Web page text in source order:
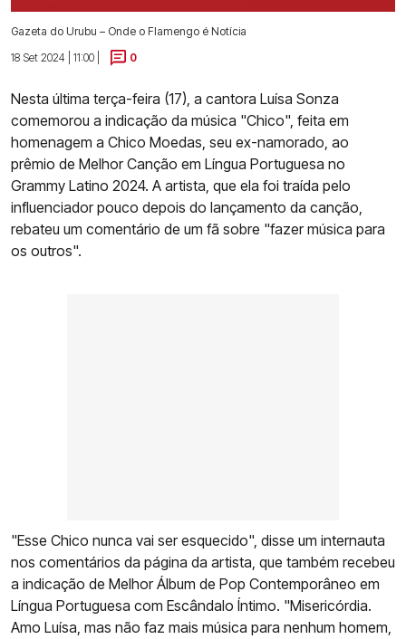
Gazeta do Urubu – Onde o Flamengo é Notícia
18 Set 2024 | 11:00 |
0
Nesta última terça-feira (17), a cantora Luísa Sonza
comemorou a indicação da música "Chico", feita em
homenagem a Chico Moedas, seu ex-namorado, ao
prêmio de Melhor Canção em Língua Portuguesa no
Grammy Latino 2024. A artista, que ela foi traída pelo
influenciador pouco depois do lançamento da canção,
rebateu um comentário de um fã sobre "fazer música para
os outros".
"Esse Chico nunca vai ser esquecido", disse um internauta
nos comentários da página da artista, que também recebeu
a indicação de Melhor Álbum de Pop Contemporâneo em
Língua Portuguesa com Escândalo Íntimo. "Misericórdia.
Amo Luísa, mas não faz mais música para nenhum homem,